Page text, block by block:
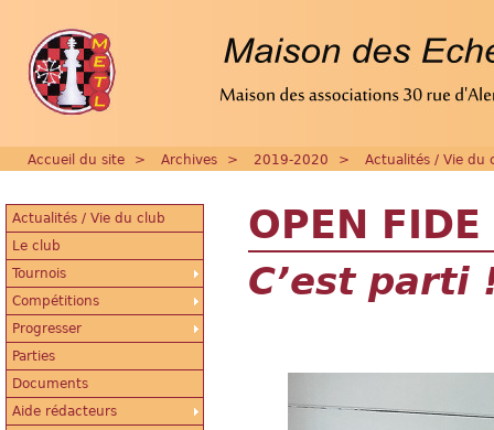
Accueil du site > Archives > 2019-2020 > Actualités / Vie du
OPEN
C’est parti
Actualités / Vie du club
Le club
Tournois
Compétitions
Progresser
Parties
Documents
Aide rédacteurs